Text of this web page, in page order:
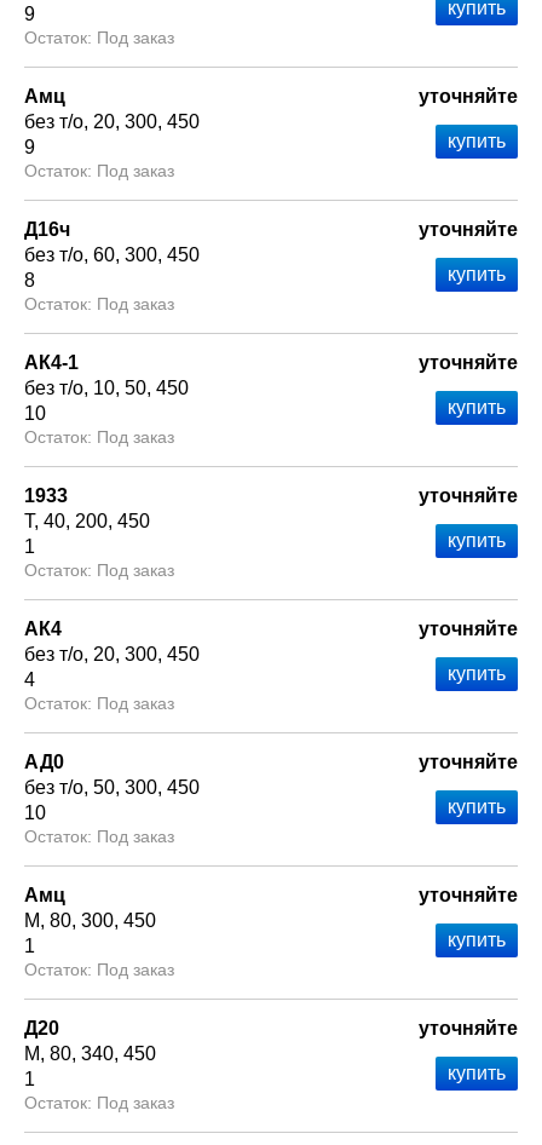
9
Под заказ
Амц
без т/о 20 300 450
9
Под заказ
уточняйте
Д16ч
без т/о 60 300 450
8
Под заказ
уточняйте
АК4-1
без т/о 10 50 450
10
Под заказ
уточняйте
1933
Т 40 200 450
1
Под заказ
уточняйте
АК4
без т/о 20 300 450
4
Под заказ
уточняйте
АД0
без т/о 50 300 450
10
Под заказ
уточняйте
Амц
М 80 300 450
1
Под заказ
уточняйте
Д20
М 80 340 450
1
Под заказ
уточняйте